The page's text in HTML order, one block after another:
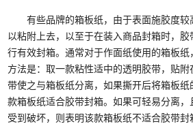
有些品牌的箱板纸，由于表面施胶度较
以粘附上去，以至于在装入商品封箱时，
行有效封箱。通常对于作面纸使用的箱板
方法是：取一款粘性适中的透明胶带，贴
带使之与箱板纸分离，如果撕开后将箱板
款箱板纸适合胶带封箱。如果可轻易分离
受到破坏，则表明该款箱板纸不适合胶带封